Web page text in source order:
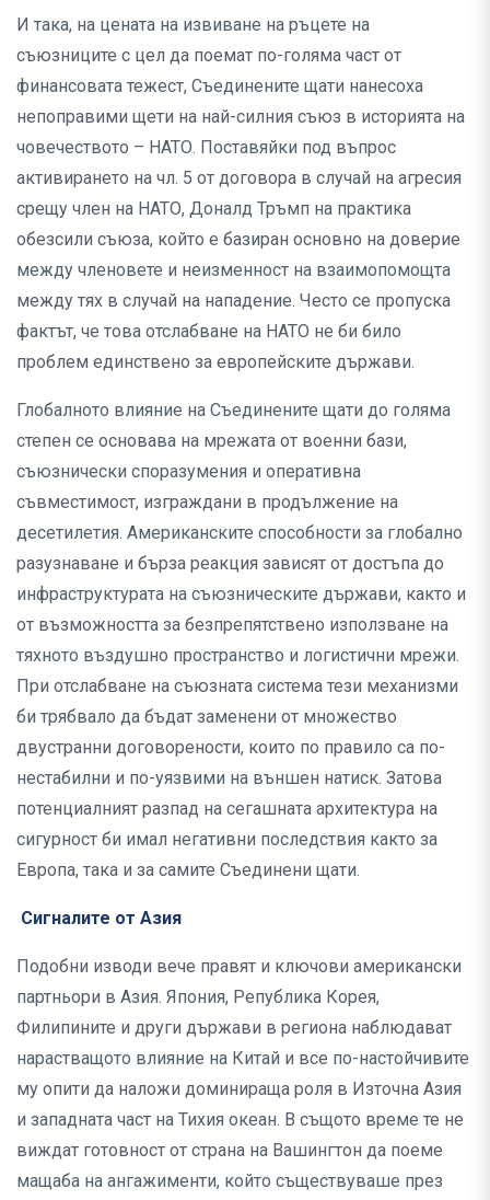
И така, на цената на извиване на ръцете на
съюзниците с цел да поемат по-голяма част от
финансовата тежест, Съединените щати нанесоха
непоправими щети на най-силния съюз в историята на
човечеството – НАТО. Поставяйки под въпрос
активирането на чл. 5 от договора в случай на агресия
срещу член на НАТО, Доналд Тръмп на практика
обезсили съюза, който е базиран основно на доверие
между членовете и неизменност на взаимопомощта
между тях в случай на нападение. Често се пропуска
фактът, че това отслабване на НАТО не би било
проблем единствено за европейските държави.
Глобалното влияние на Съединените щати до голяма
степен се основава на мрежата от военни бази,
съюзнически споразумения и оперативна
съвместимост, изграждани в продължение на
десетилетия. Американските способности за глобално
разузнаване и бърза реакция зависят от достъпа до
инфраструктурата на съюзническите държави, както и
от възможността за безпрепятствено използване на
тяхното въздушно пространство и логистични мрежи.
При отслабване на съюзната система тези механизми
би трябвало да бъдат заменени от множество
двустранни договорености, които по правило са по-
нестабилни и по-уязвими на външен натиск. Затова
потенциалният разпад на сегашната архитектура на
сигурност би имал негативни последствия както за
Европа, така и за самите Съединени щати.
Сигналите от Азия
Подобни изводи вече правят и ключови американски
партньори в Азия. Япония, Република Корея,
Филипините и други държави в региона наблюдават
нарастващото влияние на Китай и все по-настойчивите
му опити да наложи доминираща роля в Източна Азия
и западната част на Тихия океан. В същото време те не
виждат готовност от страна на Вашингтон да поеме
мащаба на ангажименти, който съществуваше през